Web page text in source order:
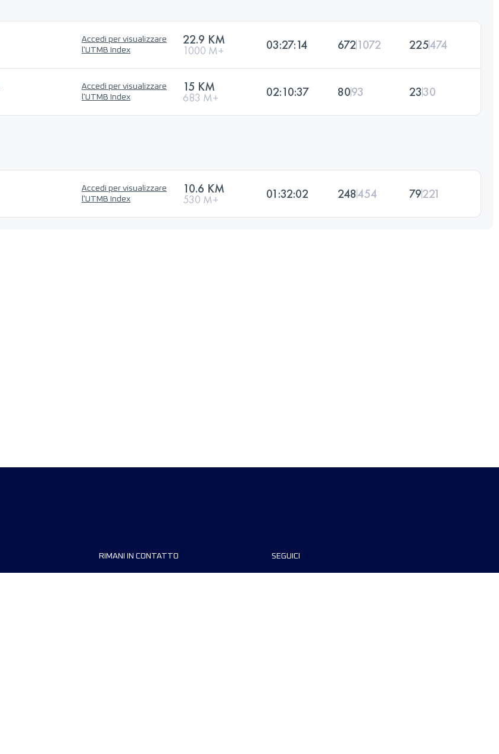
Accedi per visualizzare
l'UTMB Index
22.9 KM
1000 M+ 03:27:14 6721072 225474
Accedi per visualizzare
l'UTMB Index
15 KM
683 M+ 02:10:37 8093 2330
Accedi per visualizzare
l'UTMB Index
10.6 KM
530 M+ 01:32:02 248454 79221
RIMANI IN CONTATTO SEGUICI